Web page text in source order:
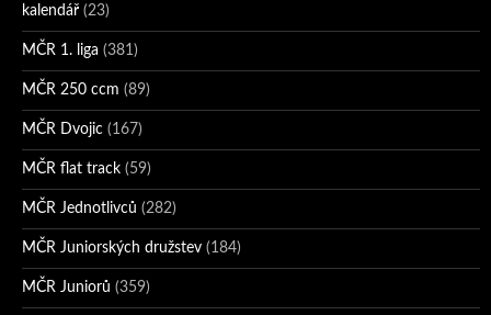
kalendář (23)
MČR 1. liga (381)
MČR 250 ccm (89)
MČR Dvojic (167)
MČR flat track (59)
MČR Jednotlivců (282)
MČR Juniorských družstev (184)
MČR Juniorů (359)